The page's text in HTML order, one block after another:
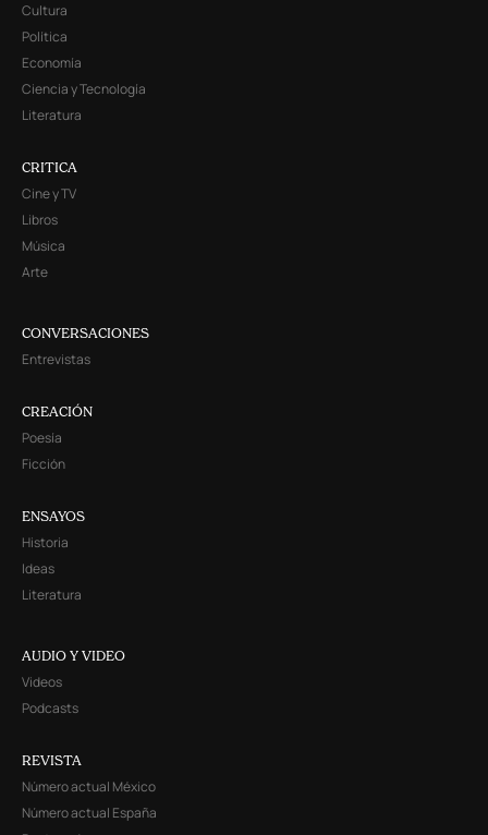
Cultura
Política
Economía
Ciencia y Tecnología
Literatura
CRITICA
Cine y TV
Libros
Música
Arte
CONVERSACIONES
Entrevistas
CREACIÓN
Poesía
Ficción
ENSAYOS
Historia
Ideas
Literatura
AUDIO Y VIDEO
Videos
Podcasts
REVISTA
Número actual México
Número actual España